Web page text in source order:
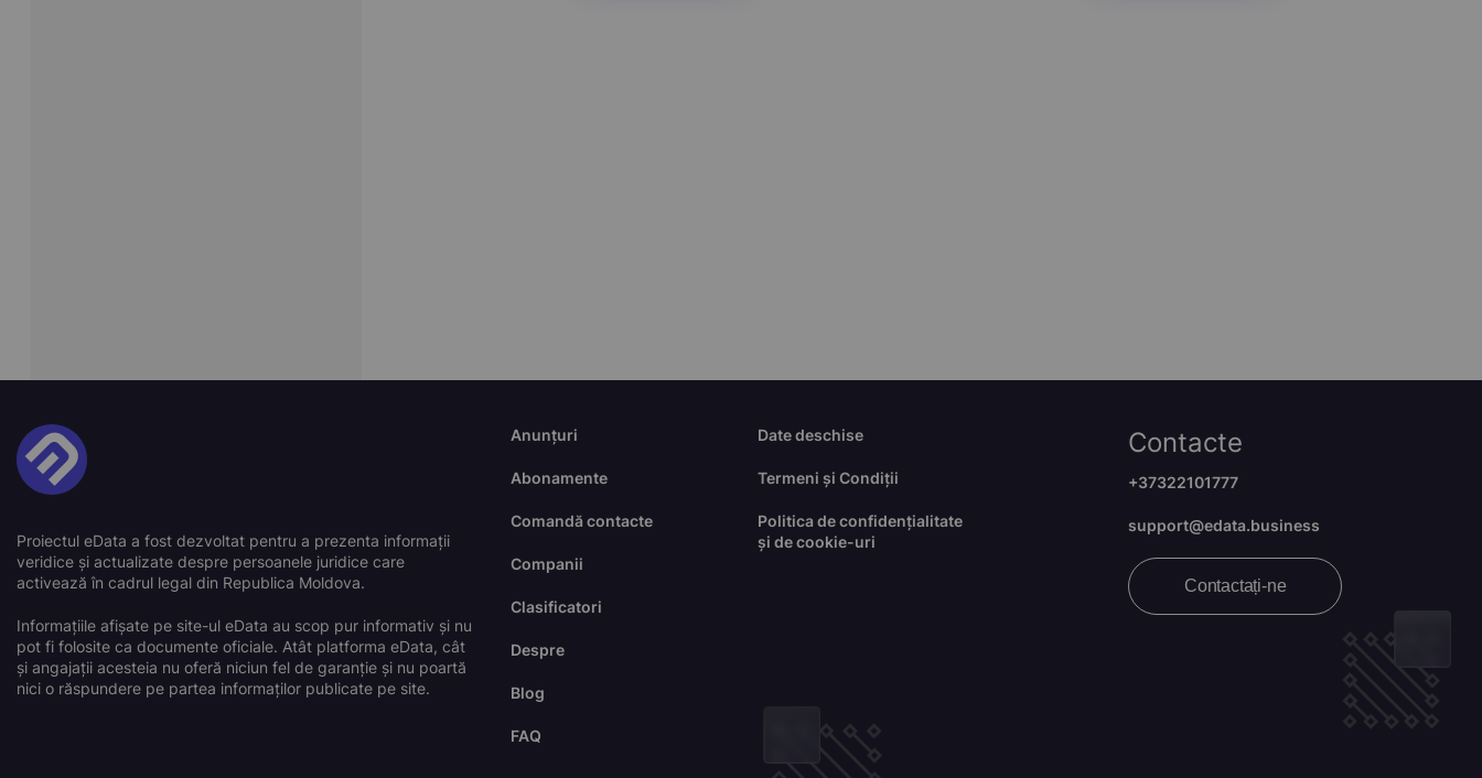
Proiectul eData a fost dezvoltat pentru a prezenta informații
veridice și actualizate despre persoanele juridice care
activează în cadrul legal din Republica Moldova.
Informațiile afișate pe site-ul eData au scop pur informativ și nu
pot fi folosite ca documente oficiale. Atât platforma eData, cât
și angajații acesteia nu oferă niciun fel de garanție și nu poartă
nici o răspundere pe partea informaților publicate pe site.
Anunțuri
Abonamente
Comandă contacte
Companii
Clasificatori
Despre
Blog
FAQ
Date deschise
Termeni și Condiții
Politica de confidențialitate
și de cookie-uri
Contacte
+37322101777
support@edata.business
Contactați-ne